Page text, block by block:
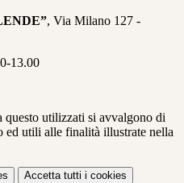
, Via Milano 127 -
13.00
questo utilizzati si avvalgono di
ed utili alle finalità illustrate nella
Accetta tutti i cookies